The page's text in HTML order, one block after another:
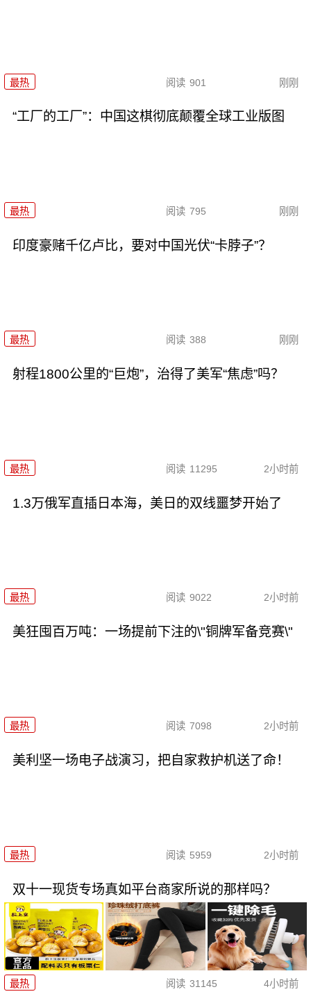
最热 阅读 901 刚刚
“工厂的工厂”：中国这棋彻底颠覆全球工业版图
最热 阅读 795 刚刚
印度豪赌千亿卢比，要对中国光伏“卡脖子”？
最热 阅读 388 刚刚
射程1800公里的“巨炮”，治得了美军“焦虑”吗？
最热 阅读 11295 2小时前
1.3万俄军直插日本海，美日的双线噩梦开始了
最热 阅读 9022 2小时前
美狂囤百万吨：一场提前下注的\"铜牌军备竞赛\"
最热 阅读 7098 2小时前
美利坚一场电子战演习，把自家救护机送了命！
最热 阅读 5959 2小时前
双十一现货专场真如平台商家所说的那样吗？
最热 阅读 31145 4小时前